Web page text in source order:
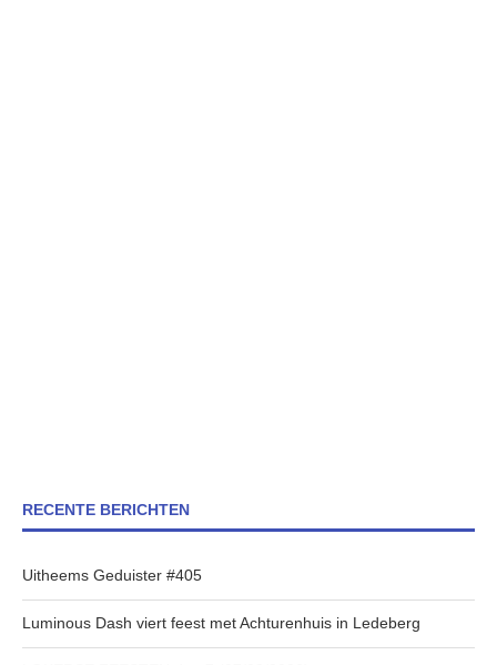
RECENTE BERICHTEN
Uitheems Geduister #405
Luminous Dash viert feest met Achturenhuis in Ledeberg